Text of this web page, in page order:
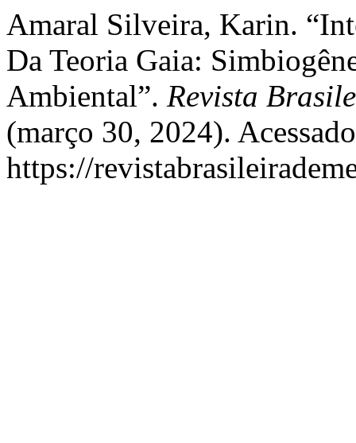
Amaral Silveira, Karin.
Da Teoria Gaia:
Ambiental”. Revista
(março 30, 2024).
https://